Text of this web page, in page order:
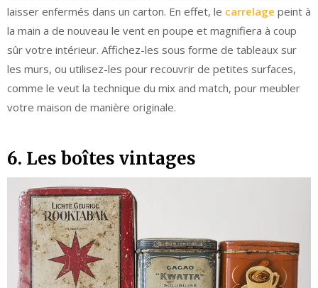
laisser enfermés dans un carton. En effet, le carrelage peint à
la main a de nouveau le vent en poupe et magnifiera à coup
sûr votre intérieur. Affichez-les sous forme de tableaux sur
les murs, ou utilisez-les pour recouvrir de petites surfaces,
comme le veut la technique du mix and match, pour meubler
votre maison de manière originale.
6. Les boîtes vintages